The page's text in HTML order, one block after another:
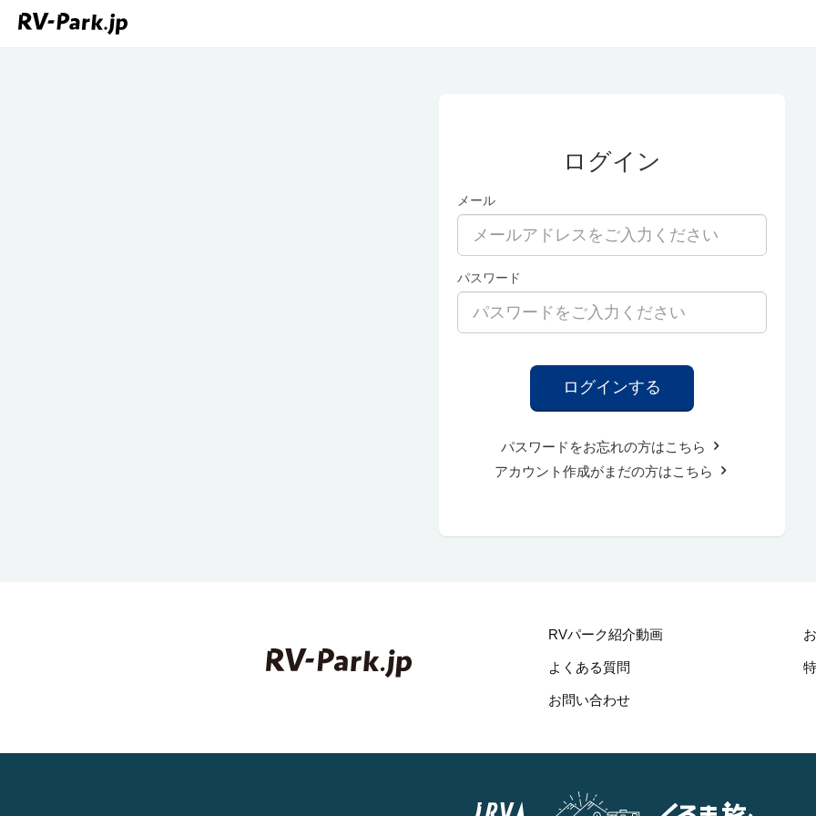
ログイン
メール
パスワード
パスワードをお忘れの方はこちら
アカウント作成がまだの方はこちら
RVパーク紹介動画
よくある質問
お問い合わせ